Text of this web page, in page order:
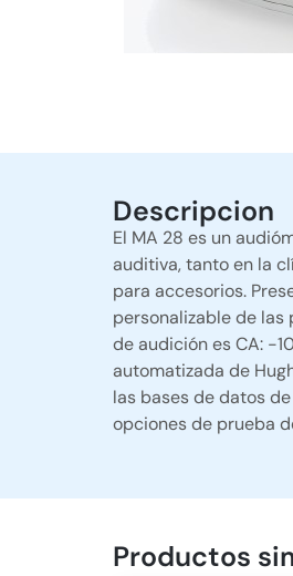
Descripcion
El MA 28 es un
auditiva, tanto en la
para accesorios.
personalizable de las
de audición es CA: -
automatizada de
las bases de datos
opciones de prueba
Productos